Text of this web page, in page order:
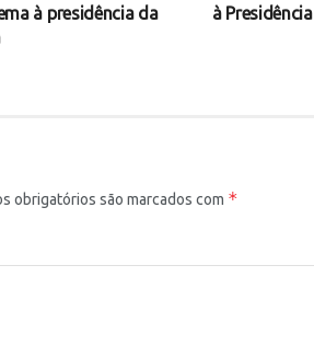
à presidência da
à Presidência
obrigatórios são marcados com *